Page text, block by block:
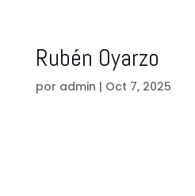
Rubén Oyarzo
por admin | Oct 7, 2025